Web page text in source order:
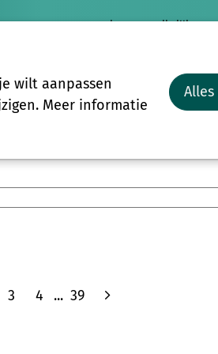
wilt aanpassen
Meer informatie
Meer Start-to-
Nieuws
3 4 ... 39